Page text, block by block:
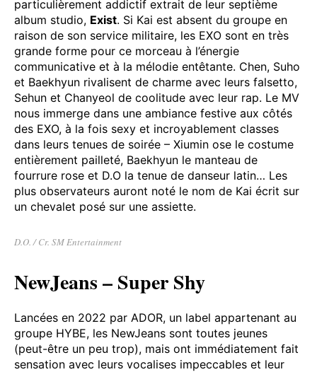
Une année K-pop sans EXO ne serait pas une année
K-pop digne de ce nom. En l’occurrence, le groupe
nous gâte avecCream Soda, un titre
particulièrement addictif extrait de leur septième
album studio,Exist. Si Kai est absent du groupe en
raison de son service militaire, les EXO sont en très
grande forme pour ce morceau à l’énergie
communicative et à la mélodie entêtante. Chen, Suho
et Baekhyun rivalisent de charme avec leurs falsetto,
Sehun et Chanyeol de coolitude avec leur rap. Le MV
nous immerge dans une ambiance festive aux côtés
des EXO, à la fois sexy et incroyablement classes
dans leurs tenues de soirée – Xiumin ose le costume
fourrure rose et D.O la tenue de danseur latin… Les
NewJeans – Super Shy